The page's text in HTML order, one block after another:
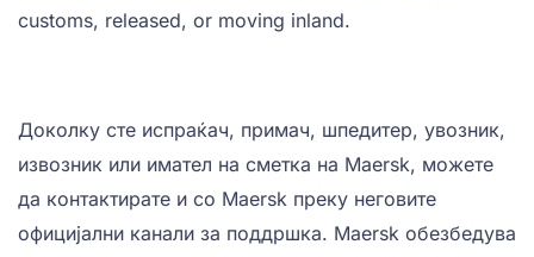
customs, released, or moving inland.
Доколку сте испраќач, примач, шпедитер, увозник,
извозник или имател на сметка на Maersk, можете
да контактирате и со Maersk преку неговите
официјални канали за поддршка. Maersk обезбедува